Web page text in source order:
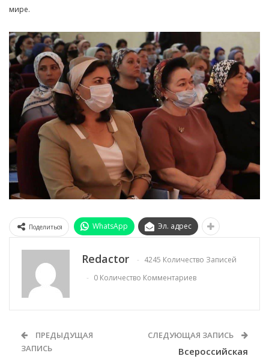
мире.⁣⁣⠀
Поделиться WhatsApp Эл. адрес
Redactor
4245 Количество Записей
0 Количество Комментариев
ПРЕДЫДУЩАЯ
ЗАПИСЬ
СЛЕДУЮЩАЯ ЗАПИСЬ
Всероссийская